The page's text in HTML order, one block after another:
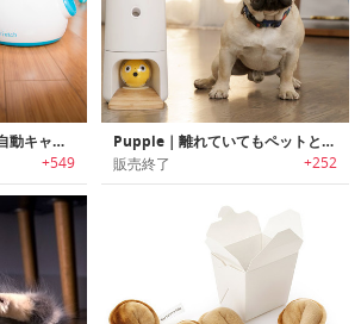
iFetch｜わんちゃん用自動キャッチボールマシン
+549
Pupple｜離れていてもペットと遊べるスマートペットガジェット「パップル」
販売終了 +252